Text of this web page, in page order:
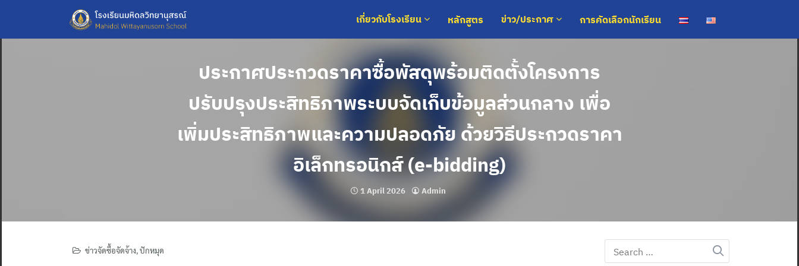
content
เกี่ยวกับโรงเรียน หลักสูตร ข่าว/ประกาศ การคัดเลือกนักเรียน
ประกาศประกวดราคาซื้อพัสดุพร้อมติดตั้งโครงการ
ปรับปรุงประสิทธิภาพระบบจัดเก็บข้อมูลส่วนกลาง เพื่อ
เพิ่มประสิทธิภาพและความปลอดภัย ด้วยวิธีประกวดราคา
อิเล็กทรอนิกส์ (e-bidding)
1 April 2026 Admin
ข่าวจัดซื้อจัดจ้าง,ปักหมุด
Search
for: